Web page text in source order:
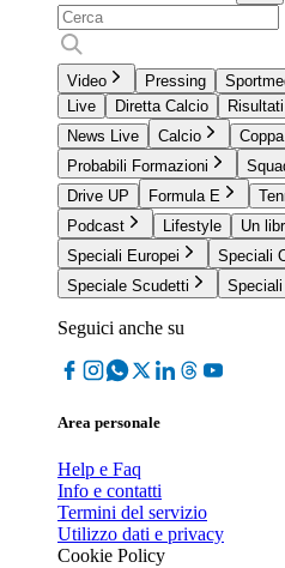
Video Pressing
Live
Diretta Calcio
News Live
Calcio
Probabili Formazioni
Drive UP
Formula E
Podcast
Lifestyle
Un
Speciali Europei
Speciali
Speciale Scudetti
Seguici anche su
Area personale
Help e Faq
Info e contatti
Termini del servizio
Utilizzo dati e privacy
Cookie Policy